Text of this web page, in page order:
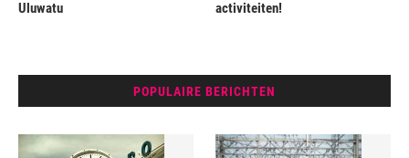
Uluwatu
activiteiten!
POPULAIRE BERICHTEN